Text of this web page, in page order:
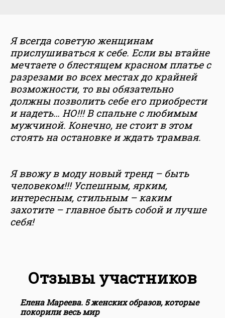
Я всегда советую женщинам
прислушиваться к себе. Если вы втайне
мечтаете о блестящем красном платье с
разрезами во всех местах до крайней
возможности, то вы обязательно
должны позволить себе его приобрести
и надеть… НО!!! В спальне с любимым
мужчиной. Конечно, не стоит в этом
стоять на остановке и ждать трамвая.
Я ввожу в моду новый тренд – быть
человеком!!! Успешным, ярким,
интересным, стильным – каким
захотите – главное быть собой и лучше
себя!
Отзывы участников
Елена Мареева. 5 женских образов, которые
покорили весь мир